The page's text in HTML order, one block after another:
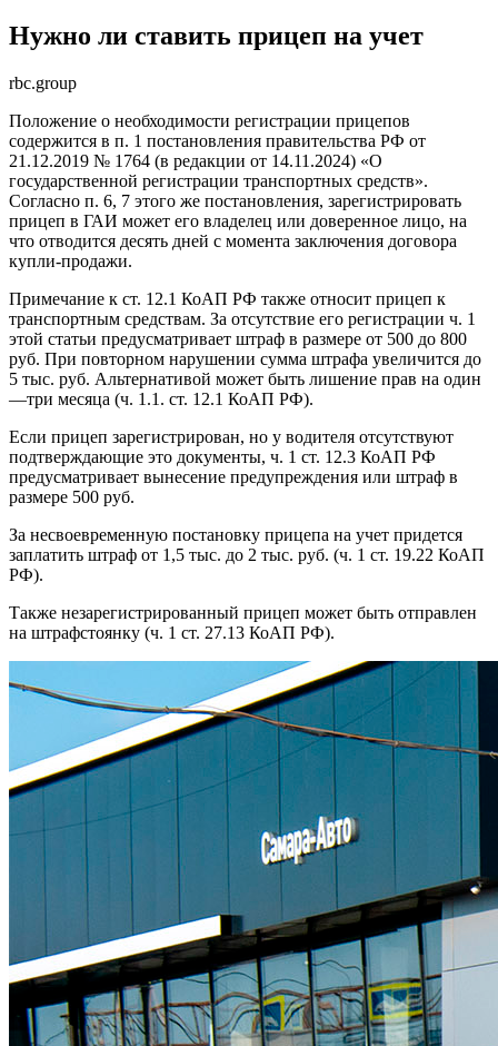
Нужно ли ставить прицеп на учет
rbc.group
Положение о необходимости регистрации прицепов
содержится в п. 1 постановления правительства РФ от
21.12.2019 № 1764 (в редакции от 14.11.2024) «О
государственной регистрации транспортных средств».
Согласно п. 6, 7 этого же постановления, зарегистрировать
прицеп в ГАИ может его владелец или доверенное лицо, на
что отводится десять дней с момента заключения договора
купли-продажи.
Примечание к ст. 12.1 КоАП РФ также относит прицеп к
транспортным средствам. За отсутствие его регистрации ч. 1
этой статьи предусматривает штраф в размере от 500 до 800
руб. При повторном нарушении сумма штрафа увеличится до
5 тыс. руб. Альтернативой может быть лишение прав на один
—три месяца (ч. 1.1. ст. 12.1 КоАП РФ).
Если прицеп зарегистрирован, но у водителя отсутствуют
подтверждающие это документы, ч. 1 ст. 12.3 КоАП РФ
предусматривает вынесение предупреждения или штраф в
размере 500 руб.
За несвоевременную постановку прицепа на учет придется
заплатить штраф от 1,5 тыс. до 2 тыс. руб. (ч. 1 ст. 19.22 КоАП
РФ).
Также незарегистрированный прицеп может быть отправлен
на штрафстоянку (ч. 1 ст. 27.13 КоАП РФ).